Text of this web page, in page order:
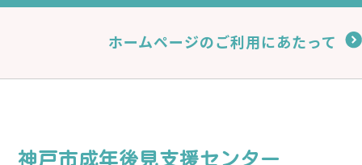
ホームページのご利用にあたって
神戸市成年後見支援センター